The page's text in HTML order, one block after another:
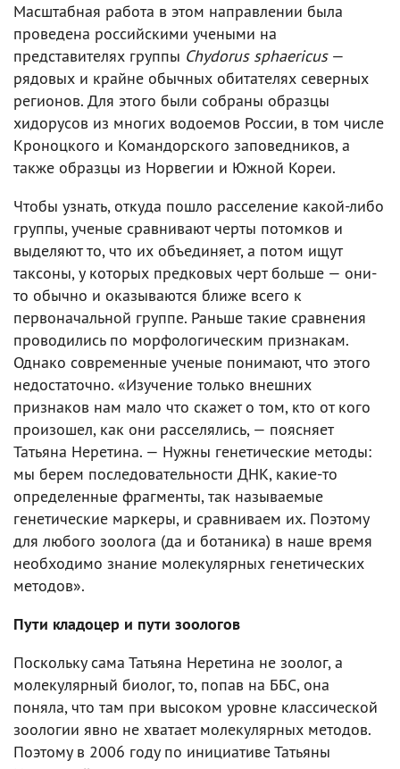
Масштабная работа в этом направлении была
проведена российскими учеными на
представителях группы Chydorus sphaericus—
рядовых и крайне обычных обитателях северных
регионов. Для этого были собраны образцы
хидорусов из многих водоемов России, в том числе
Кроноцкого и Командорского заповедников, а
также образцы из Норвегии и Южной Кореи.
Чтобы узнать, откуда пошло расселение какой-либо
группы, ученые сравнивают черты потомков и
выделяют то, что их объединяет, а потом ищут
таксоны, у которых предковых черт больше — они-
то обычно и оказываются ближе всего к
первоначальной группе. Раньше такие сравнения
проводились по морфологическим признакам.
Однако современные ученые понимают, что этого
недостаточно. «Изучение только внешних
признаков нам мало что скажет о том, кто от кого
произошел, как они расселялись, — поясняет
Татьяна Неретина. — Нужны генетические методы:
мы берем последовательности ДНК, какие-то
определенные фрагменты, так называемые
генетические маркеры, и сравниваем их. Поэтому
для любого зоолога (да и ботаника) в наше время
необходимо знание молекулярных генетических
методов».
Пути кладоцер и пути зоологов
Поскольку сама Татьяна Неретина не зоолог, а
молекулярный биолог, то, попав на ББС, она
поняла, что там при высоком уровне классической
зоологии явно не хватает молекулярных методов.
Поэтому в 2006 году по инициативе Татьяны